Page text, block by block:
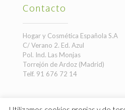
Contacto
Hogar y Cosmética Española S.A
C/ Verano 2. Ed. Azul
Pol. Ind. Las Monjas
Torrejón de Ardoz (Madrid)
Telf. 91 676 72 14